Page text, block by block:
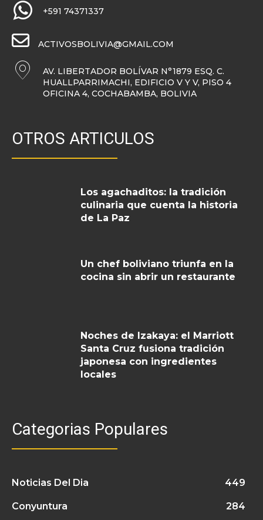
+591 74371337
ACTIVOSBOLIVIA@GMAIL.COM
AV. LIBERTADOR BOLÍVAR N°1879 ESQ. C.
HUALLPARRIMACHI, EDIFICIO V Y V, PISO 4
OFICINA 4, COCHABAMBA, BOLIVIA
OTROS ARTICULOS
Los agachaditos: la tradición
culinaria que cuenta la historia
de La Paz
Un chef boliviano triunfa en la
cocina sin abrir un restaurante
Noches de Izakaya: el Marriott
Santa Cruz fusiona tradición
japonesa con ingredientes
locales
Categorias Populares
Noticias Del Dia 449
Conyuntura 284